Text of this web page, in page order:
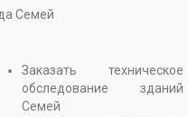
Семей
Заказать техническое
обследование зданий
Семей